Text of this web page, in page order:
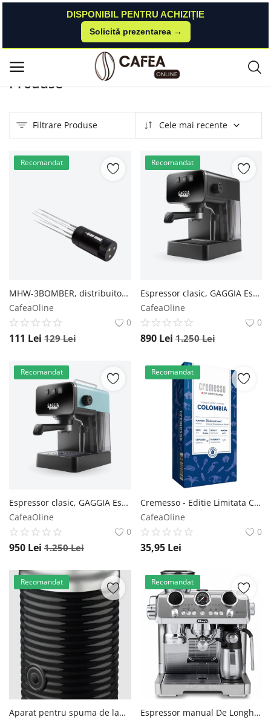
DISPONIBIL PENTRU ACHIZIȚIE
Solicită prezentarea →
Meniu principal
Listă de dorințe
Produse
Filtrare Produse Cele mai recente
Recomandat
MHW-3BOMBER, distribuitor de cafea 2.0 T6126 - Default Title MHW-3BOMBER
CafeaOline
0
111 Lei 129Lei
Recomandat
Espressor clasic, GAGGIA Espresso Style - Negru Gaggia
CafeaOline
0
890 Lei 1.250Lei
Recomandat
Espressor clasic, GAGGIA Espresso Deluxe - Verde Gaggia
CafeaOline
0
950 Lei 1.250Lei
Recomandat
Cremesso - Editie Limitata Colombia 16 capsule Cremesso
CafeaOline
0
35,95 Lei
Recomandat
Aparat pentru spuma de lapte Aeroccino 3 Negru Nespresso Pro
Recomandat
Espressor manual De Longhi La Specialista Maestro EC 9885.M, 1600W, extractie la rece, carafa pentru lapte cu tehnologie LatteCrema, 2.5l, 19 bar, argintiu De’Longhi